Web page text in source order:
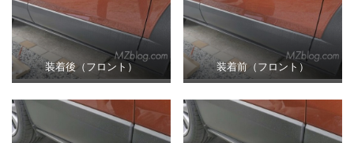
装着後（フロント） 装着前（フロント）